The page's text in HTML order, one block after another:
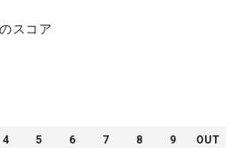
スコア
4 5 6 7 8 9 OUT